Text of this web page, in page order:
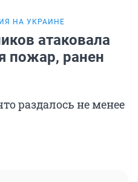
НА УКРАИНЕ
атаковала
пожар, ранен
раздалось не менее